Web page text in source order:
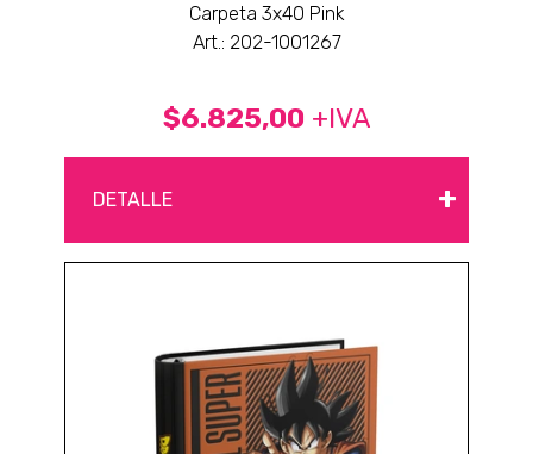
Carpeta 3x40 Pink
Art.: 202-1001267
$6.825,00 +IVA
DETALLE +